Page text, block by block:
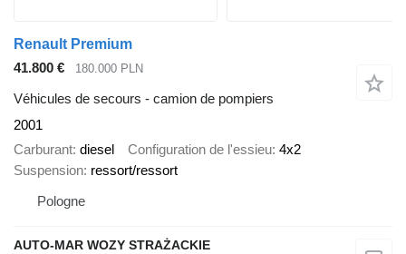
Renault Premium
41.800 €
180.000 PLN
Véhicules de secours - camion de pompiers
2001
Carburant diesel Configuration de l'essieu 4x2
Suspension ressort/ressort
Pologne
AUTO-MAR WOZY STRAŻACKIE